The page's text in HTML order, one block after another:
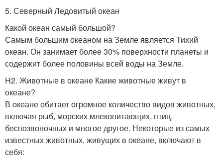
5. Северный Ледовитый океан
Какой океан самый большой?
Самым большим океаном на Земле является Тихий
океан. Он занимает более 30% поверхности планеты и
содержит более половины всей воды на Земле.
H2. Животные в океане Какие животные живут в
океане?
В океане обитает огромное количество видов животных,
включая рыб, морских млекопитающих, птиц,
беспозвоночных и многое другое. Некоторые из самых
известных животных, живущих в океане, включают в
себя: